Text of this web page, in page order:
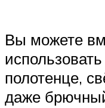
Вы можете
полотенце,
даже